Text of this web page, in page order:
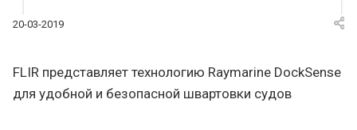
20-03-2019
FLIR представляет технологию Raymarine DockSense
для удобной и безопасной швартовки судов